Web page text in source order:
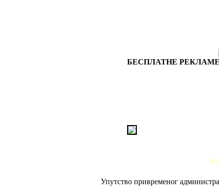
БЕСПЛАТНЕ
Упутство привременог